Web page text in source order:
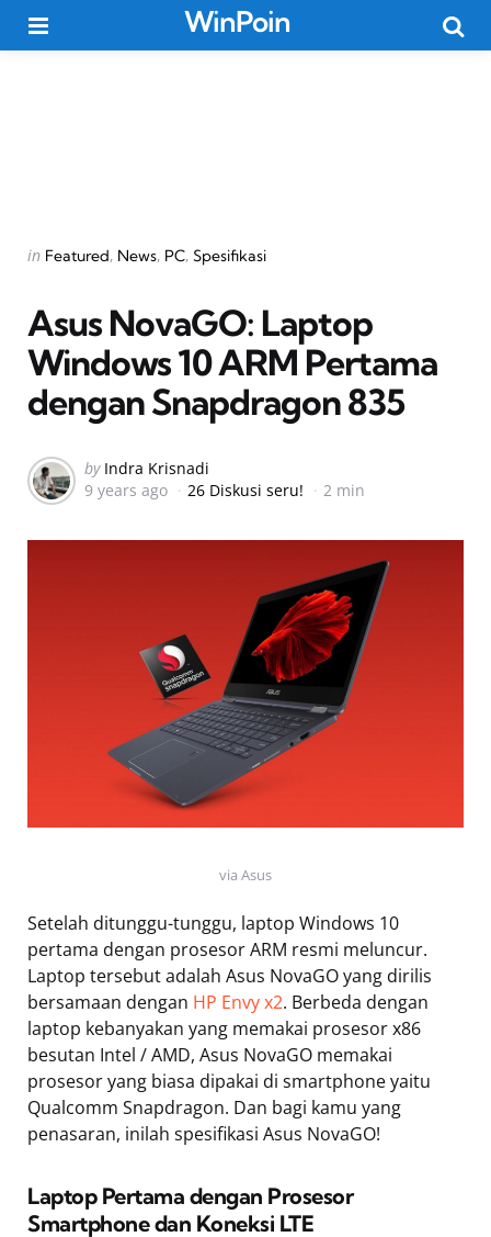
WinPoin
Categories
Posted
in Featured News PC Spesifikasi
Asus NovaGO: Laptop
Windows 10 ARM Pertama
dengan Snapdragon 835
Posted
by
by Indra Krisnadi
9 years ago
26 Diskusi seru! 2 min
via Asus
Setelah ditunggu-tunggu, laptop Windows 10
pertama dengan prosesor ARM resmi meluncur.
Laptop tersebut adalah Asus NovaGO yang dirilis
bersamaan dengan HP Envy x2. Berbeda dengan
laptop kebanyakan yang memakai prosesor x86
besutan Intel / AMD, Asus NovaGO memakai
prosesor yang biasa dipakai di smartphone yaitu
Qualcomm Snapdragon. Dan bagi kamu yang
penasaran, inilah spesifikasi Asus NovaGO!
Laptop Pertama dengan Prosesor
Smartphone dan Koneksi LTE